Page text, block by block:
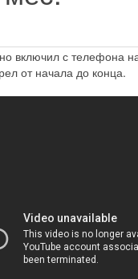
включил с телефона
от начала до конца.